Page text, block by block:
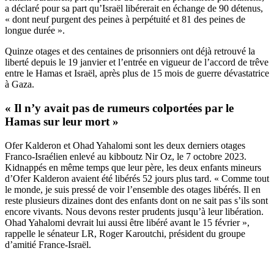
a déclaré pour sa part qu’Israël libérerait en échange de 90 détenus,
« dont neuf purgent des peines à perpétuité et 81 des peines de
longue durée ».
Quinze otages et des centaines de prisonniers ont déjà retrouvé la
liberté depuis le 19 janvier et l’entrée en vigueur de l’accord de trêve
entre le Hamas et Israël, après plus de 15 mois de guerre dévastatrice
à Gaza.
« Il n’y avait pas de rumeurs colportées par le
Hamas sur leur mort »
Ofer Kalderon et Ohad Yahalomi sont les deux derniers otages
Franco-Israélien enlevé au kibboutz Nir Oz, le 7 octobre 2023.
Kidnappés en même temps que leur père, les deux enfants mineurs
d’Ofer Kalderon avaient été libérés 52 jours plus tard. « Comme tout
le monde, je suis pressé de voir l’ensemble des otages libérés. Il en
reste plusieurs dizaines dont des enfants dont on ne sait pas s’ils sont
encore vivants. Nous devons rester prudents jusqu’à leur libération.
Ohad Yahalomi devrait lui aussi être libéré avant le 15 février »,
rappelle le sénateur LR, Roger Karoutchi, président du groupe
d’amitié France-Israël.